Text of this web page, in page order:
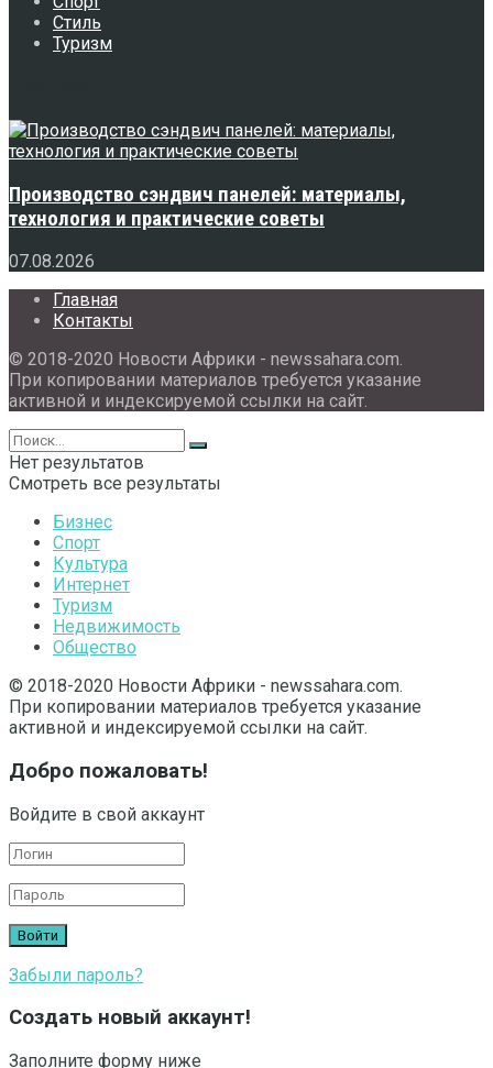
Стиль
Туризм
Производство сэндвич панелей: материалы,
технология и практические советы
07.08.2026
Главная
Контакты
© 2018-2020 Новости Африки - newssahara.com.
При копировании материалов требуется указание
активной и индексируемой ссылки на сайт.
Нет результатов
Смотреть все результаты
Бизнес
Спорт
Культура
Интернет
Туризм
Недвижимость
Общество
© 2018-2020 Новости Африки - newssahara.com.
При копировании материалов требуется указание
активной и индексируемой ссылки на сайт.
Добро пожаловать!
Войдите в свой аккаунт
Забыли пароль?
Создать новый аккаунт!
Заполните форму ниже